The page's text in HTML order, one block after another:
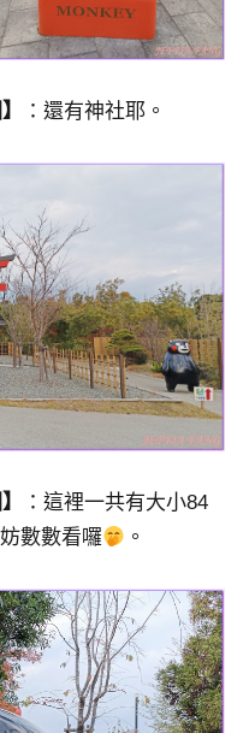
：還有神社耶。
：這裡一共有大小84
數數看囉
。